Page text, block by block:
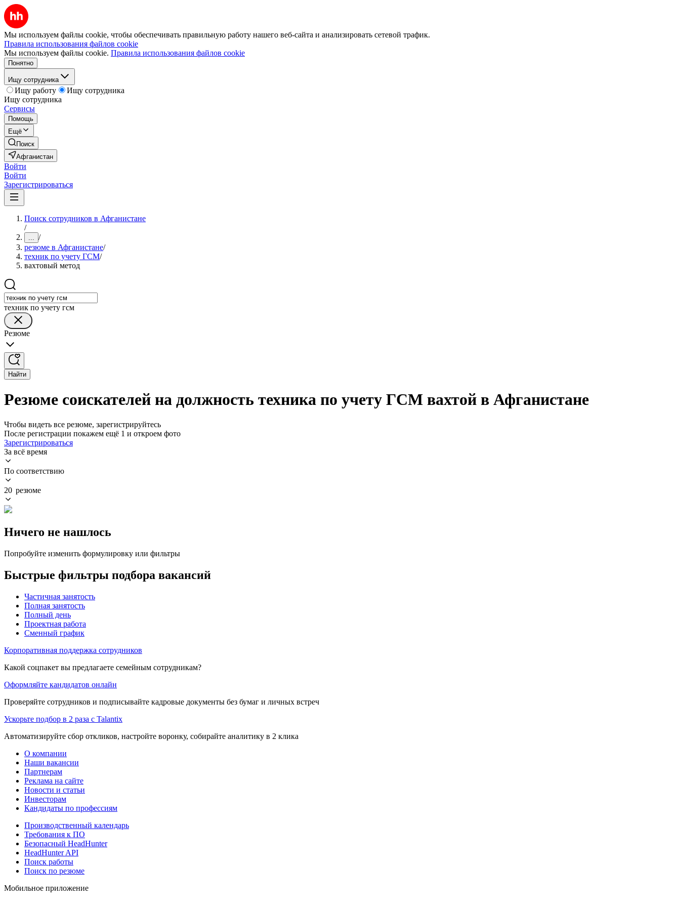
Мы используем файлы cookie, чтобы обеспечивать правильную работу нашего веб-сайта и анализировать сетевой трафик.
Правила использования файлов cookie
Мы используем файлы cookie. Правила использования файлов cookie
Понятно
Ищу сотрудника
Ищу работу
Ищу сотрудника
Ищу сотрудника
Сервисы
Помощь
Ещё
Поиск
Афганистан
Войти
Войти
Зарегистрироваться
Поиск сотрудников в Афганистане
/
... /
резюме в Афганистане/
техник по учету ГСМ/
вахтовый метод
техник по учету гсм
Резюме
Найти
Резюме соискателей на должность техника по учету ГСМ вахтой в Афганистане
Чтобы видеть все резюме, зарегистрируйтесь
После регистрации покажем ещё 1 и откроем фото
Зарегистрироваться
За всё время
По соответствию
20 резюме
Ничего не нашлось
Попробуйте изменить формулировку или фильтры
Быстрые фильтры подбора вакансий
Частичная занятость
Полная занятость
Полный день
Проектная работа
Сменный график
Корпоративная поддержка сотрудников
Какой соцпакет вы предлагаете семейным сотрудникам?
Оформляйте кандидатов онлайн
Проверяйте сотрудников и подписывайте кадровые документы без бумаг и личных встреч
Ускорьте подбор в 2 раза с Talantix
Автоматизируйте сбор откликов, настройте воронку, собирайте аналитику в 2 клика
О компании
Наши вакансии
Партнерам
Реклама на сайте
Новости и статьи
Инвесторам
Кандидаты по профессиям
Производственный календарь
Требования к ПО
Безопасный HeadHunter
HeadHunter API
Поиск работы
Поиск по резюме
Мобильное приложение